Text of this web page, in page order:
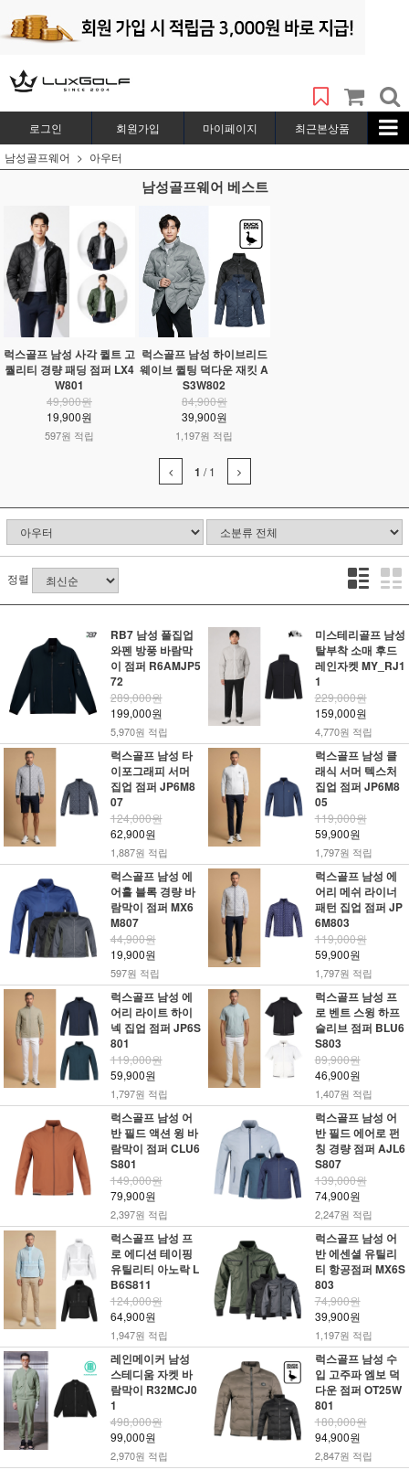
로그인 회원가입 마이페이지
최근본상품
남성골프웨어
아우터
남성골프웨어 베스트
럭스골프 남성 사각 퀼트 고
퀄리티 경량 패딩 점퍼 LX4
W801
49,900원
19,900원
597원 적립
럭스골프 남성 하이브리드
웨이브 퀼팅 덕다운 재킷 A
S3W802
84,900원
39,900원
1,197원 적립
1 /1
정렬
RB7 남성 풀집업
와펜 방풍 바람막
이 점퍼 R6AMJP5
72
289,000원
199,000원
5,970원 적립
미스테리골프 남성
탈부착 소매 후드
레인자켓 MY_RJ1
1
229,000원
159,000원
4,770원 적립
럭스골프 남성 타
이포그래피 서머
집업 점퍼 JP6M8
07
124,000원
62,900원
1,887원 적립
럭스골프 남성 클
래식 서머 텍스처
집업 점퍼 JP6M8
05
119,000원
59,900원
1,797원 적립
럭스골프 남성 에
어홀 블록 경량 바
람막이 점퍼 MX6
M807
44,900원
19,900원
597원 적립
럭스골프 남성 에
어리 메쉬 라이너
패턴 집업 점퍼 JP
6M803
119,000원
59,900원
1,797원 적립
럭스골프 남성 에
어리 라이트 하이
넥 집업 점퍼 JP6S
801
119,000원
59,900원
1,797원 적립
럭스골프 남성 프
로 벤트 스윙 하프
슬리브 점퍼 BLU6
S803
89,900원
46,900원
1,407원 적립
럭스골프 남성 어
반 필드 액션 윙 바
람막이 점퍼 CLU6
S801
149,000원
79,900원
2,397원 적립
럭스골프 남성 어
반 필드 에어로 펀
칭 경량 점퍼 AJL6
S807
139,000원
74,900원
2,247원 적립
럭스골프 남성 프
로 에디션 테이핑
유틸리티 아노락 L
B6S811
124,000원
64,900원
1,947원 적립
럭스골프 남성 어
반 에센셜 유틸리
티 항공점퍼 MX6S
803
74,900원
39,900원
1,197원 적립
레인메이커 남성
스테디움 자켓 바
람막이 R32MCJ0
1
498,000원
99,000원
2,970원 적립
럭스골프 남성 수
입 고주파 엠보 덕
다운 점퍼 OT25W
801
180,000원
94,900원
2,847원 적립